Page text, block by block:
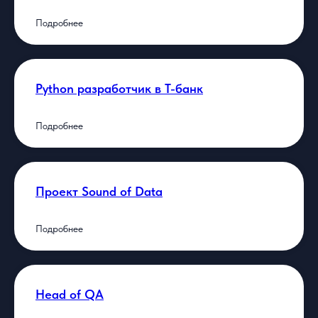
Подробнее
Python разработчик в Т-банк
Подробнее
Проект Sound of Data
Подробнее
Head of QA